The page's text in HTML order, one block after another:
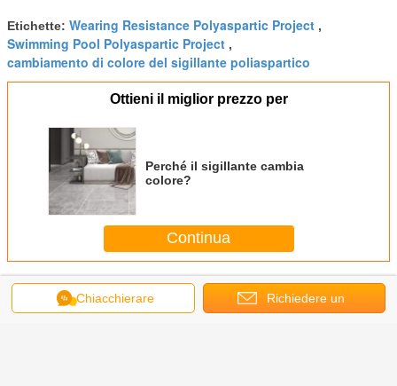
Etichette: Wearing Resistance Polyaspartic Project ,
Swimming Pool Polyaspartic Project ,
cambiamento di colore del sigillante poliaspartico
Ottieni il miglior prezzo per
Perché il sigillante cambia
colore?
Continua
PiùFAQ di Polyaspartic
Chiacchierare Richiedere un